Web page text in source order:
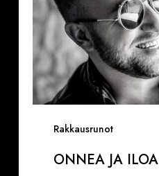
Rakkausrunot
ONNEA JA ILOA